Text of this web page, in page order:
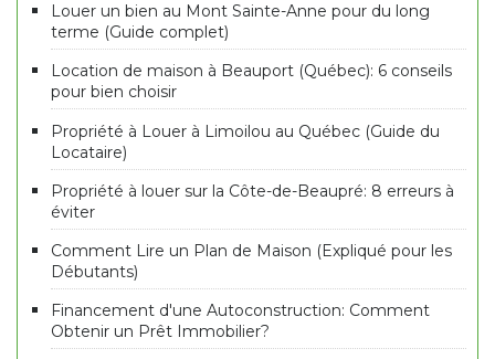
Louer un bien au Mont Sainte-Anne pour du long
terme (Guide complet)
Location de maison à Beauport (Québec): 6 conseils
pour bien choisir
Propriété à Louer à Limoilou au Québec (Guide du
Locataire)
Propriété à louer sur la Côte-de-Beaupré: 8 erreurs à
éviter
Comment Lire un Plan de Maison (Expliqué pour les
Débutants)
Financement d'une Autoconstruction: Comment
Obtenir un Prêt Immobilier?